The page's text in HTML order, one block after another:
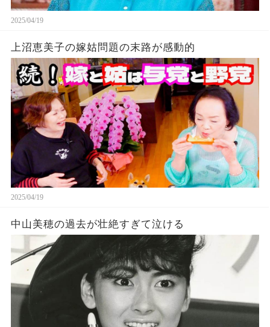
2025/04/19
上沼恵美子の嫁姑問題の末路が感動的
2025/04/19
中山美穂の過去が壮絶すぎて泣ける